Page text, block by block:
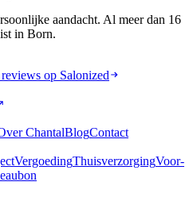
aandacht. Al meer dan 16
in Born.
op Salonized
ChantalBlogContact
VergoedingThuisverzorgingVoor-